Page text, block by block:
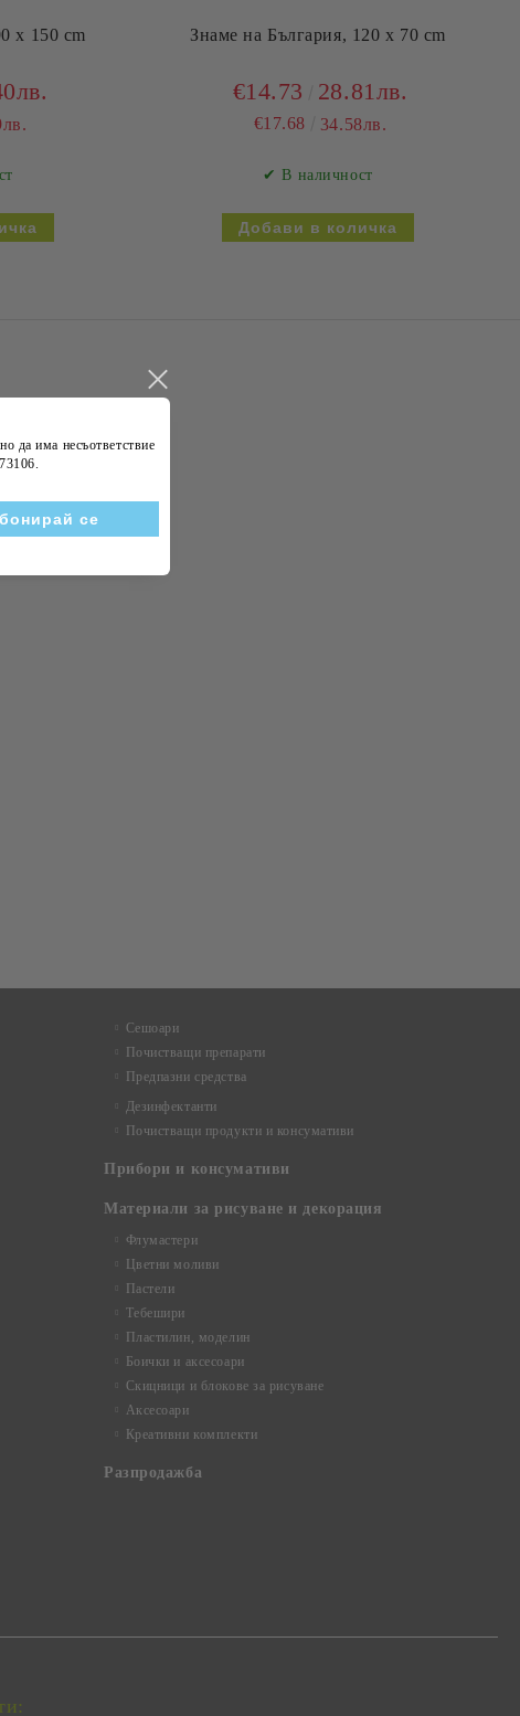
x 150 cm Знаме на България, 120 х 70 cm
€14.73 28.81лв.
€17.68 34.58лв.
✔ В наличност
Сешоари
Почистващи препарати
Предпазни средства
Дезинфектанти
Почистващи продукти и консумативи
Прибори и консумативи
Материали за рисуване и декорация
Флумастери
Цветни моливи
Пастели
Тебешири
Пластилин, моделин
Боички и аксесоари
Скицници и блокове за рисуване
Аксесоари
Креативни комплекти
Разпродажба
да има несъответствие
.